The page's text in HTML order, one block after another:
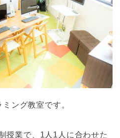
ング教室です。
授業で、1人1人に合わせた